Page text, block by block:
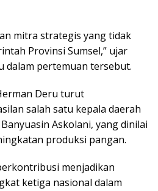
mitra strategis yang tidak
Provinsi Sumsel,” ujar
dalam pertemuan tersebut.
Deru turut
salah satu kepala daerah
Askolani, yang dinilai
produksi pangan.
menjadikan
ketiga nasional dalam